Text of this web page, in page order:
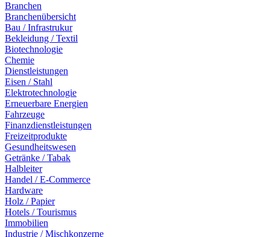
Branchen
Branchenübersicht
Bau / Infrastrukur
Bekleidung / Textil
Biotechnologie
Chemie
Dienstleistungen
Eisen / Stahl
Elektrotechnologie
Erneuerbare Energien
Fahrzeuge
Finanzdienstleistungen
Freizeitprodukte
Gesundheitswesen
Getränke / Tabak
Halbleiter
Handel / E-Commerce
Hardware
Holz / Papier
Hotels / Tourismus
Immobilien
Industrie / Mischkonzerne